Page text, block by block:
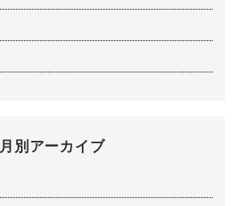
月別アーカイブ